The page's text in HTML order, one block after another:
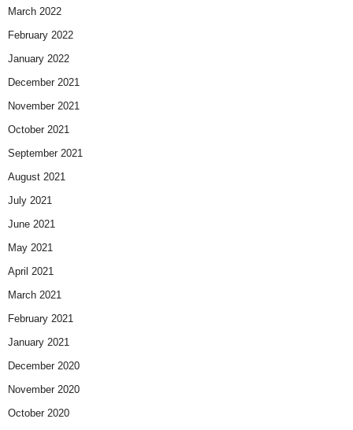
March 2022
February 2022
January 2022
December 2021
November 2021
October 2021
September 2021
August 2021
July 2021
June 2021
May 2021
April 2021
March 2021
February 2021
January 2021
December 2020
November 2020
October 2020